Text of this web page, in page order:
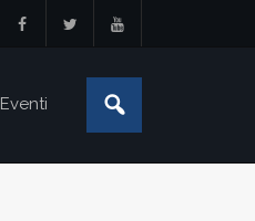
Eventi